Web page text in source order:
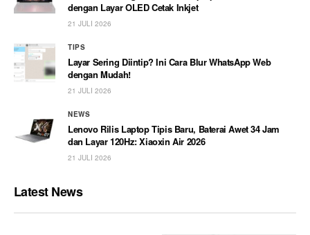
dengan Layar OLED Cetak Inkjet
21 JULI 2026
TIPS
Layar Sering Diintip? Ini Cara Blur WhatsApp Web
dengan Mudah!
21 JULI 2026
NEWS
Lenovo Rilis Laptop Tipis Baru, Baterai Awet 34 Jam
dan Layar 120Hz: Xiaoxin Air 2026
21 JULI 2026
Latest News